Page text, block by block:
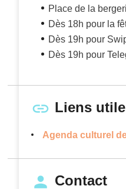
Place de la
Dès 18h pour la
Dès 19h pour
Dès 19h pour
Liens
Agenda culturel
Contact